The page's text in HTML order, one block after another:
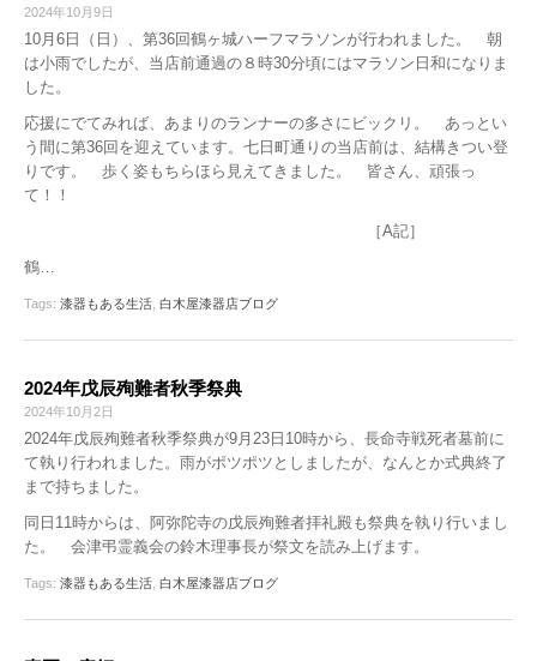
2024年10月9日
10月6日（日）、第36回鶴ヶ城ハーフマラソンが行われました。 朝
は小雨でしたが、当店前通過の８時30分頃にはマラソン日和になりま
した。
応援にでてみれば、あまりのランナーの多さにビックリ。 あっとい
う間に第36回を迎えています。七日町通りの当店前は、結構きつい登
りです。 歩く姿もちらほら見えてきました。 皆さん、頑張っ
て！！
［A記］
鶴…
Tags: 漆器もある生活 白木屋漆器店ブログ
2024年戊辰殉難者秋季祭典
2024年10月2日
2024年戊辰殉難者秋季祭典が9月23日10時から、長命寺戦死者墓前に
て執り行われました。雨がポツポツとしましたが、なんとか式典終了
まで持ちました。
同日11時からは、阿弥陀寺の戊辰殉難者拝礼殿も祭典を執り行いまし
た。 会津弔霊義会の鈴木理事長が祭文を読み上げます。
Tags: 漆器もある生活 白木屋漆器店ブログ